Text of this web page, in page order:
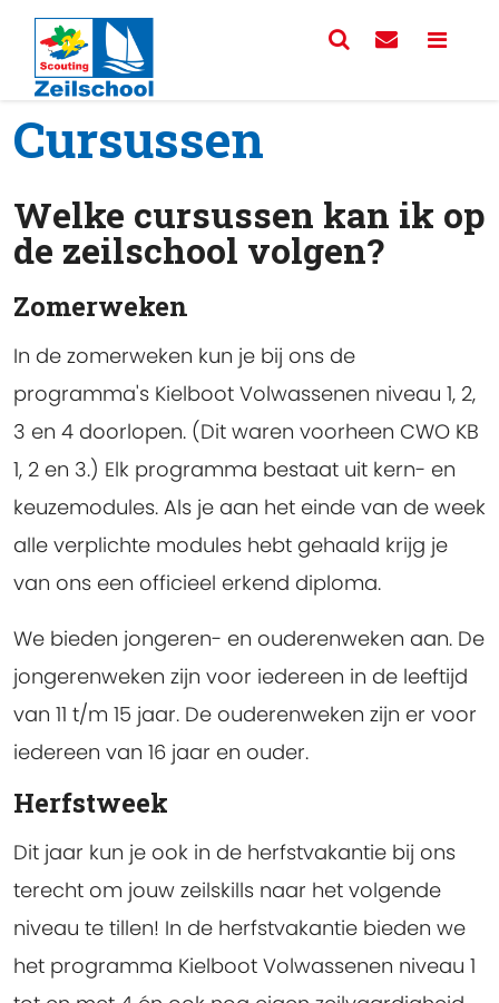
Cursussen
Welke cursussen kan ik op
de zeilschool volgen?
Zomerweken
In de zomerweken kun je bij ons de
programma's Kielboot Volwassenen niveau 1, 2,
3 en 4 doorlopen. (Dit waren voorheen CWO KB
1, 2 en 3.) Elk programma bestaat uit kern- en
keuzemodules. Als je aan het einde van de week
alle verplichte modules hebt gehaald krijg je
van ons een officieel erkend diploma.
We bieden jongeren- en ouderenweken aan. De
jongerenweken zijn voor iedereen in de leeftijd
van 11 t/m 15 jaar. De ouderenweken zijn er voor
iedereen van 16 jaar en ouder.
Herfstweek
Dit jaar kun je ook in de herfstvakantie bij ons
terecht om jouw zeilskills naar het volgende
niveau te tillen! In de herfstvakantie bieden we
het programma Kielboot Volwassenen niveau 1